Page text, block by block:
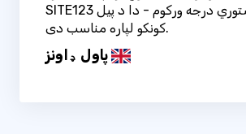
SITE123 ته بشپړ 5 ستوري درجه ورکوم - دا د پیل
کونکو لپاره مناسب دی.
پاول ډاونز